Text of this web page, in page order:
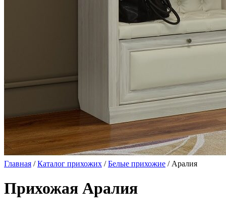
Главная /Каталог прихожих /Белые прихожие / Аралия
Прихожая Аралия